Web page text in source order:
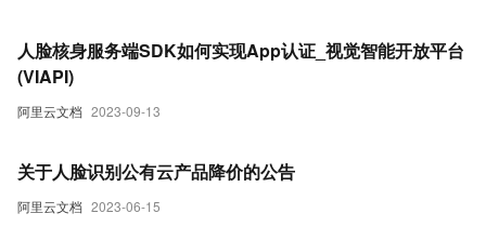
阿里云文档 2023-09-13
人脸核身服务端SDK如何实现App认证_视觉智能开放平台
(VIAPI)
阿里云文档 2023-06-15
关于人脸识别公有云产品降价的公告